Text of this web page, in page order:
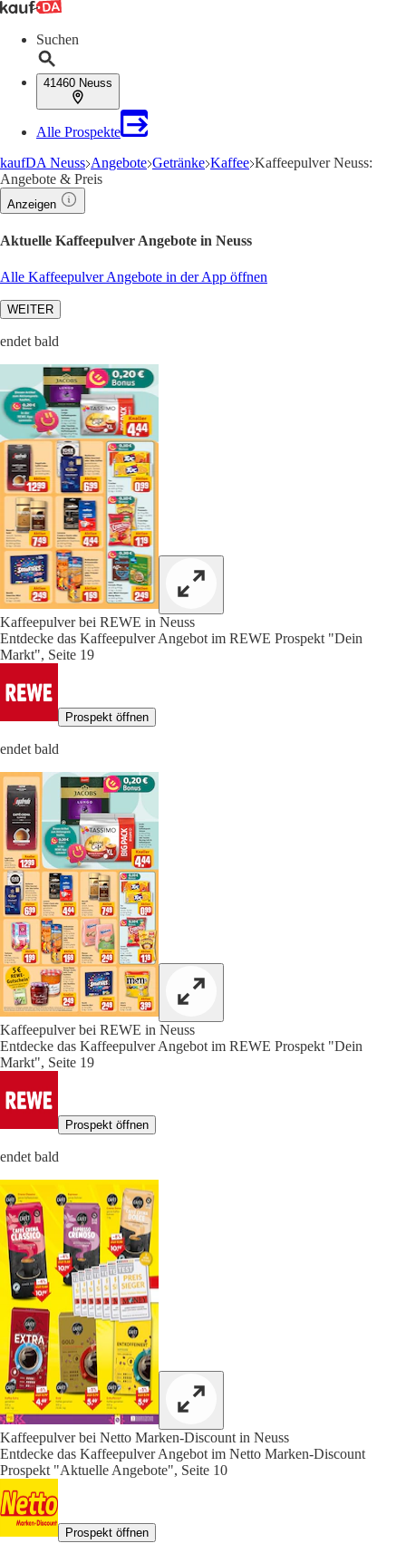
Suchen
41460 Neuss
Alle Prospekte
kaufDA Neuss Angebote Getränke Kaffee Kaffeepulver Neuss:
Angebote & Preis
Anzeigen
Aktuelle Kaffeepulver Angebote in Neuss
Alle Kaffeepulver Angebote in der App öffnen
WEITER
endet bald
Kaffeepulver bei REWE in Neuss
Entdecke das Kaffeepulver Angebot im REWE Prospekt "Dein
Markt", Seite 19
Prospekt öffnen
endet bald
Kaffeepulver bei REWE in Neuss
Entdecke das Kaffeepulver Angebot im REWE Prospekt "Dein
Markt", Seite 19
Prospekt öffnen
endet bald
Kaffeepulver bei Netto Marken-Discount in Neuss
Entdecke das Kaffeepulver Angebot im Netto Marken-Discount
Prospekt "Aktuelle Angebote", Seite 10
Prospekt öffnen